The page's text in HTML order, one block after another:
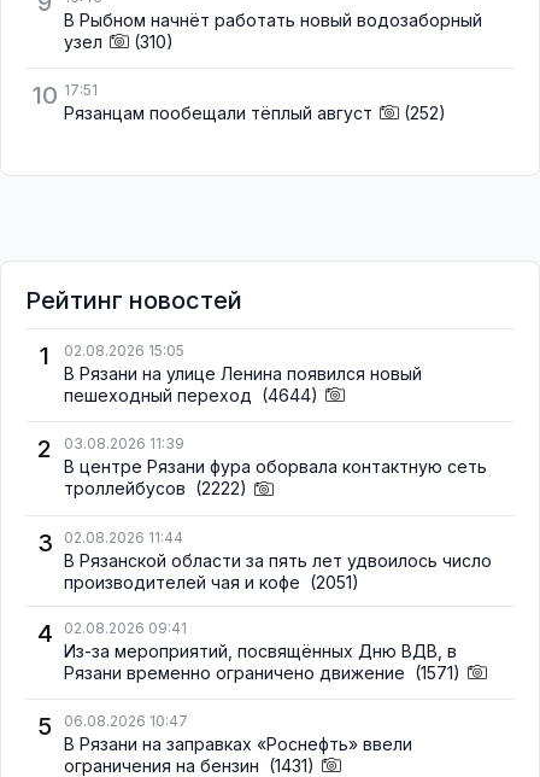
В Рыбном начнёт работать новый водозаборный
узел
(310)
10 17:51
Рязанцам пообещали тёплый август (252)
Рейтинг новостей
1
02.08.2026 15:05
В Рязани на улице Ленина появился новый
пешеходный переход (4644)
2 03.08.2026 11:39
В центре Рязани фура оборвала контактную сеть
троллейбусов (2222)
3 02.08.2026 11:44
В Рязанской области за пять лет удвоилось число
производителей чая и кофе (2051)
4 02.08.2026 09:41
Из-за мероприятий, посвящённых Дню ВДВ, в
Рязани временно ограничено движение (1571)
5 06.08.2026 10:47
В Рязани на заправках «Роснефть» ввели
ограничения на бензин (1431)